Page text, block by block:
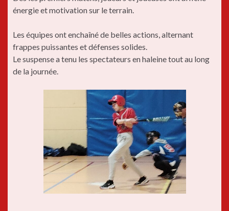
énergie et motivation sur le terrain.
Les équipes ont enchaîné de belles actions, alternant
frappes puissantes et défenses solides.
Le suspense a tenu les spectateurs en haleine tout au long
de la journée.